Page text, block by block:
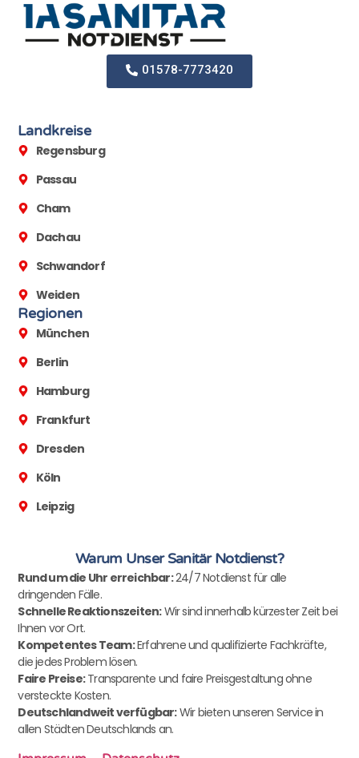
01578-7773420
Landkreise
Regensburg
Passau
Cham
Dachau
Schwandorf
Weiden
Regionen
München
Berlin
Hamburg
Frankfurt
Dresden
Köln
Leipzig
Warum Unser Sanitär Notdienst?
Rund um die Uhr erreichbar:24/7 Notdienst für alle
dringenden Fälle.
Schnelle Reaktionszeiten:Wir sind innerhalb kürzester Zeit bei
Ihnen vor Ort.
Kompetentes Team:Erfahrene und qualifizierte Fachkräfte,
die jedes Problem lösen.
Faire Preise:Transparente und faire Preisgestaltung ohne
versteckte Kosten.
Deutschlandweit verfügbar:Wir bieten unseren Service in
allen Städten Deutschlands an.